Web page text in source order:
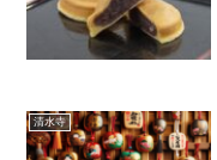
清水寺